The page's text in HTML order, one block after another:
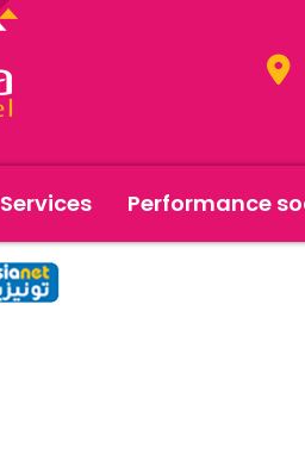
Services Performance